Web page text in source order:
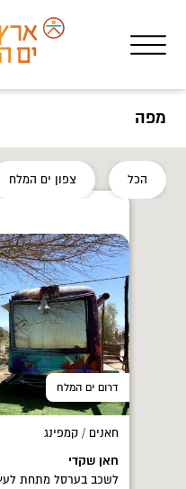
מפה
הכל צפון ים המלח
דרום ים המלח
חאנים / קמפינג
חאן שקדי
לשכב בערסל מתחת לעץ